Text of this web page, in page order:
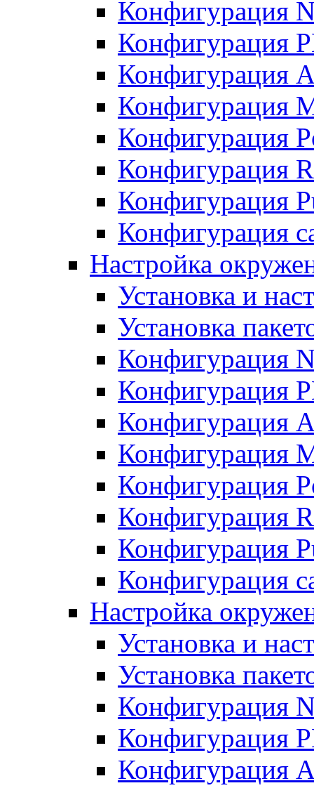
Конфигурация
Конфигурация
Конфигурация
Конфигурация
Конфигурация
Конфигурация
Конфигурация
Конфигурация
Настройка
Установка и
Установка
Конфигурация
Конфигурация
Конфигурация
Конфигурация
Конфигурация
Конфигурация
Конфигурация
Конфигурация
Настройка
Установка и
Установка
Конфигурация
Конфигурация
Конфигурация